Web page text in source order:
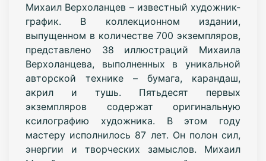
Михаил Верхоланцев – известный художник-
график. В коллекционном издании,
выпущенном в количестве 700 экземпляров,
представлено 38 иллюстраций Михаила
Верхоланцева, выполненных в уникальной
авторской технике – бумага, карандаш,
акрил и тушь. Пятьдесят первых
экземпляров содержат оригинальную
ксилографию художника. В этом году
мастеру исполнилось 87 лет. Он полон сил,
энергии и творческих замыслов. Михаил